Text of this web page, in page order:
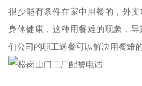
很少能有条件在家中用餐的，外
身体健康，这种用餐难的现象，
们公司的职工送餐可以解决用餐难的